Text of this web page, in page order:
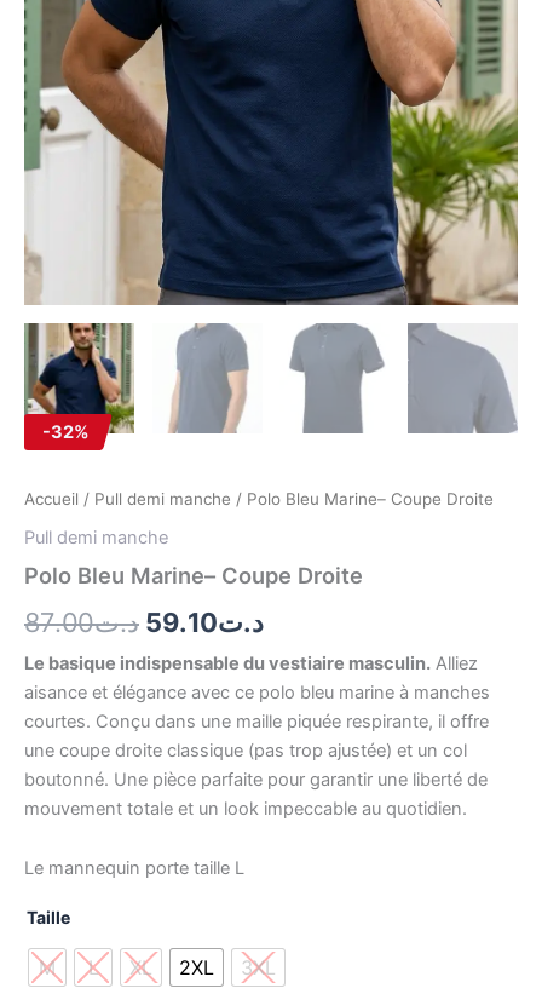
-32%
Accueil / Pull demi manche / Polo Bleu Marine– Coupe Droite
Pull demi manche
Polo Bleu Marine– Coupe Droite
د.ت87.00 د.ت59.10
Le basique indispensable du vestiaire masculin. Alliez
aisance et élégance avec ce polo bleu marine à manches
courtes. Conçu dans une maille piquée respirante, il offre
une coupe droite classique (pas trop ajustée) et un col
boutonné. Une pièce parfaite pour garantir une liberté de
mouvement totale et un look impeccable au quotidien.
Le mannequin porte taille L
Taille
M L XL 2XL 3XL